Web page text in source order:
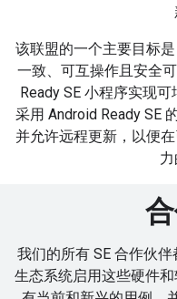
该联盟的一个主要目标
一致、可互操作且安全
Ready SE 小程序实现可
采用 Android Ready SE
并允许远程更新，以便
力
我们的所有 SE 合作伙
生态系统启用这些硬件